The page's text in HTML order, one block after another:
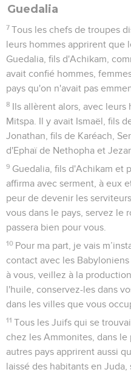
Guedalia
7 Tous les chefs de troupes
leurs hommes apprirent que
Guedalia, fils d'Achikam,
avait confié hommes,
pays qu'on n'avait pas
8 Ils allèrent alors, avec leurs
Mitspa. Il y avait Ismaël, fils
Jonathan, fils de Karéach,
d'Ephaï de Nethopha et
9 Guedalia, fils d'Achikam et
affirma avec serment, à eux
peur de devenir les
vous dans le pays, servez le
passera bien pour vous.
10 Pour ma part, je vais
contact avec les
à vous, veillez à la
l'huile, conservez-les dans
dans les villes que vous
11 Tous les Juifs qui se
chez les Ammonites, dans le
autres pays apprirent aussi
laissé des habitants en